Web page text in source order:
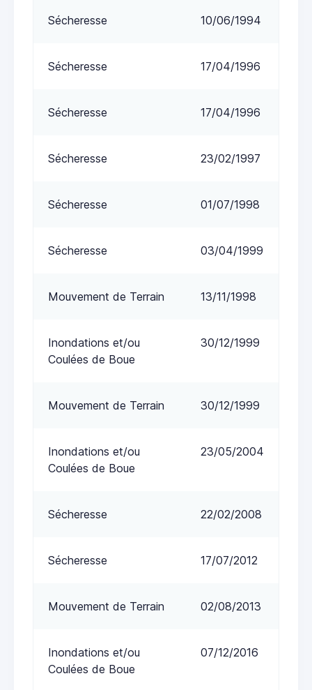
Sécheresse 10/06/1994
Sécheresse 17/04/1996
Sécheresse 17/04/1996
Sécheresse 23/02/1997
Sécheresse 01/07/1998
Sécheresse 03/04/1999
Mouvement de Terrain 13/11/1998
Inondations et/ou
Coulées de Boue
30/12/1999
Mouvement de Terrain 30/12/1999
Inondations et/ou
Coulées de Boue
23/05/2004
Sécheresse 22/02/2008
Sécheresse 17/07/2012
Mouvement de Terrain 02/08/2013
Inondations et/ou
Coulées de Boue
07/12/2016